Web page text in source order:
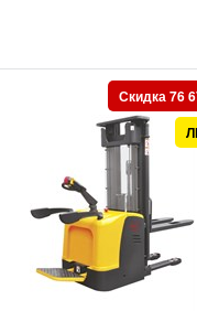
Скидка 76